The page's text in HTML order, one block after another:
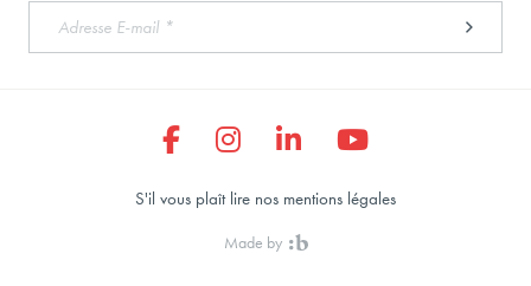
Made by
S'il vous plaît lire nos mentions légales